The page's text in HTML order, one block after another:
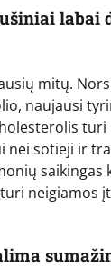
labai
mitų.
naujausi
turi
nei sotieji ir
neigiamos